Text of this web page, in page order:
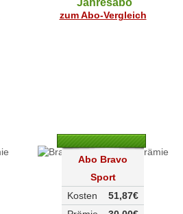
Jahresabo
zum Abo-Vergleich
Abo Bravo
Sport
51,87€
Kosten